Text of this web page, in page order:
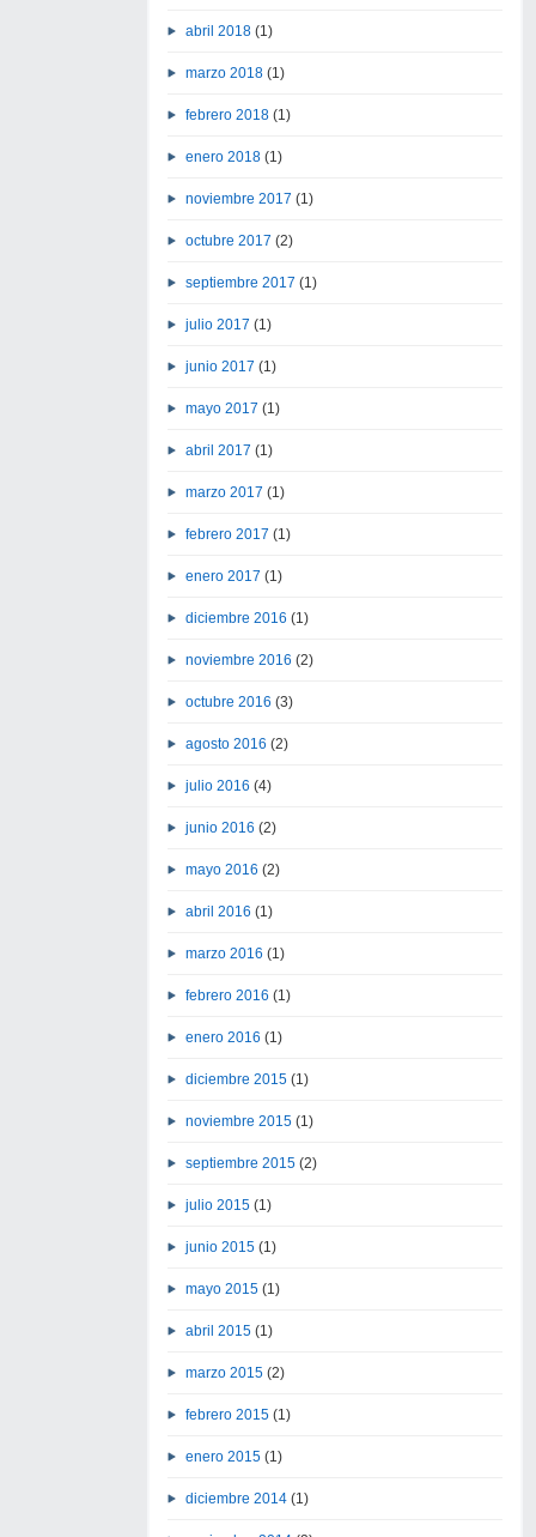
abril 2018(1)
marzo 2018(1)
febrero 2018(1)
enero 2018(1)
noviembre 2017 (1)
octubre 2017 (2)
septiembre 2017 (1)
julio 2017 (1)
junio 2017 (1)
mayo 2017 (1)
abril 2017 (1)
marzo 2017 (1)
febrero 2017 (1)
enero 2017 (1)
diciembre 2016 (1)
noviembre 2016 (2)
octubre 2016 (3)
agosto 2016 (2)
julio 2016 (4)
junio 2016 (2)
mayo 2016 (2)
abril 2016 (1)
marzo 2016 (1)
febrero 2016 (1)
enero 2016 (1)
diciembre 2015(1)
noviembre 2015(1)
septiembre 2015(2)
julio 2015(1)
junio 2015(1)
mayo 2015(1)
abril 2015(1)
marzo 2015(2)
febrero 2015(1)
enero 2015(1)
diciembre 2014(1)